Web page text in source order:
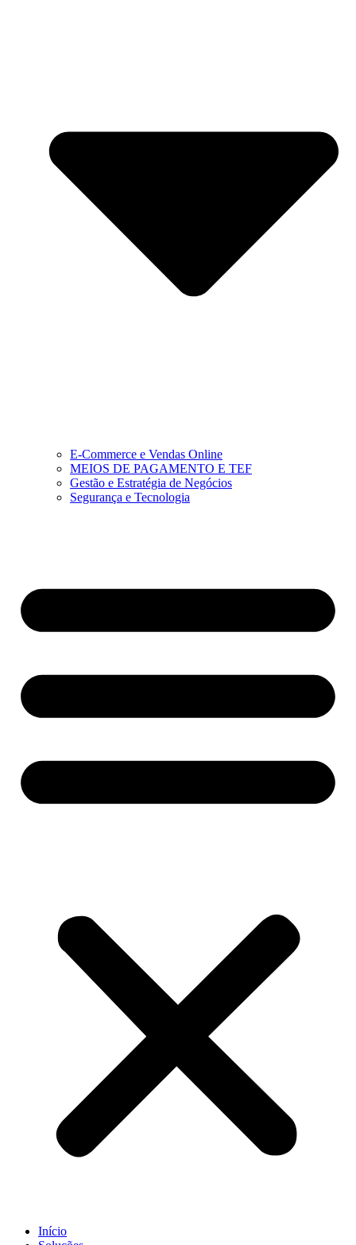
E-Commerce e Vendas Online
MEIOS DE PAGAMENTO E TEF
Gestão e Estratégia de Negócios
Segurança e Tecnologia
Início